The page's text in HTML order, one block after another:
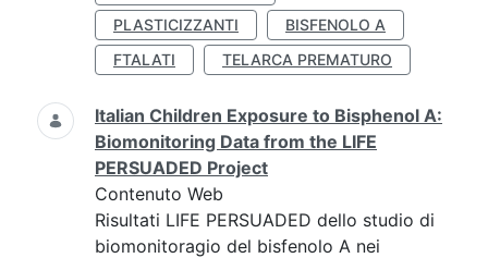
PLASTICIZZANTI
BISFENOLO A
FTALATI
TELARCA PREMATURO
Italian Children Exposure to Bisphenol A:
Biomonitoring Data from the LIFE
PERSUADED Project
Contenuto Web
Risultati LIFE PERSUADED dello studio di
biomonitoragio del bisfenolo A nei